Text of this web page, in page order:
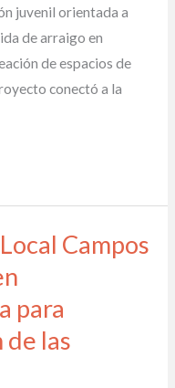
juvenil orientada a
de arraigo en
de espacios de
conectó a la
Campos
para
las